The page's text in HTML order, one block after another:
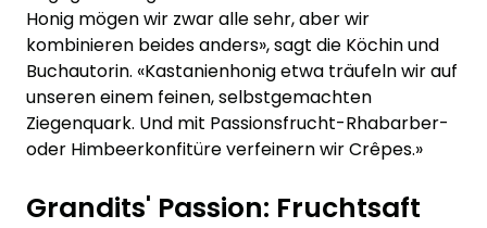
Honig mögen wir zwar alle sehr, aber wir
kombinieren beides anders», sagt die Köchin und
Buchautorin. «Kastanienhonig etwa träufeln wir auf
unseren einem feinen, selbstgemachten
Ziegenquark. Und mit Passionsfrucht-Rhabarber-
oder Himbeerkonfitüre verfeinern wir Crêpes.»
Grandits' Passion: Fruchtsaft